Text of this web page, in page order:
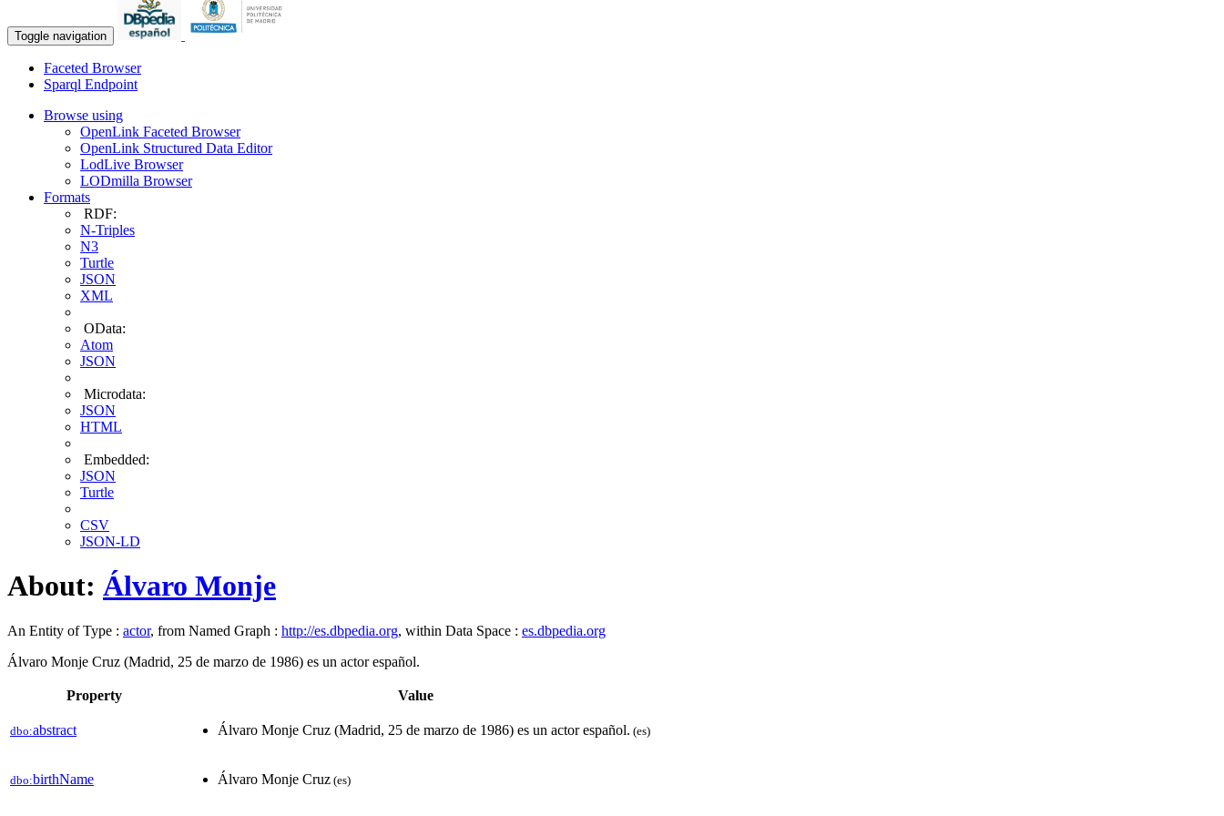
Toggle navigation
Faceted Browser
Sparql Endpoint
Browse using
OpenLink Faceted Browser
OpenLink Structured Data Editor
LodLive Browser
LODmilla Browser
Formats
RDF:
N-Triples
N3
Turtle
JSON
XML
OData:
Atom
JSON
Microdata:
JSON
HTML
Embedded:
JSON
Turtle
CSV
JSON-LD
About: Álvaro Monje
An Entity of Type : actor, from Named Graph : http://es.dbpedia.org, within Data Space : es.dbpedia.org
Álvaro Monje Cruz (Madrid, 25 de marzo de 1986) es un actor español.
Property Value
dbo:abstract Álvaro Monje Cruz (Madrid, 25 de marzo de 1986) es un actor español. (es)
dbo:birthName Álvaro Monje Cruz (es)